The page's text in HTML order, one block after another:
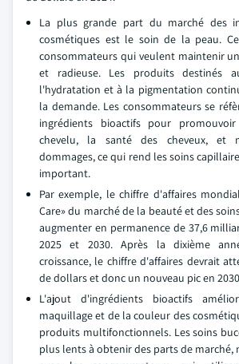
La plus grande part du marché des
cosmétiques est le soin de la peau.
consommateurs qui veulent maintenir
et radieuse. Les produits destinés
l'hydratation et à la pigmentation
la demande. Les consommateurs se
ingrédients bioactifs pour
chevelu, la santé des cheveux, et
dommages, ce qui rend les soins
important.
Par exemple, le chiffre d'affaires
Care» du marché de la beauté et des
augmenter en permanence de 37,6
2025 et 2030. Après la dixième
croissance, le chiffre d'affaires devrait
de dollars et donc un nouveau pic en
L'ajout d'ingrédients bioactifs
maquillage et de la couleur des
produits multifonctionnels. Les soins
plus lents à obtenir des parts de marché,